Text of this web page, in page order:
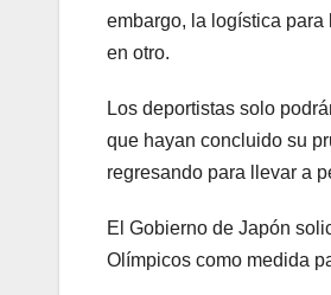
embargo, la logística
en otro.
Los deportistas solo
que hayan concluido su
regresando para llevar a
El Gobierno de Japón
Olímpicos como medida